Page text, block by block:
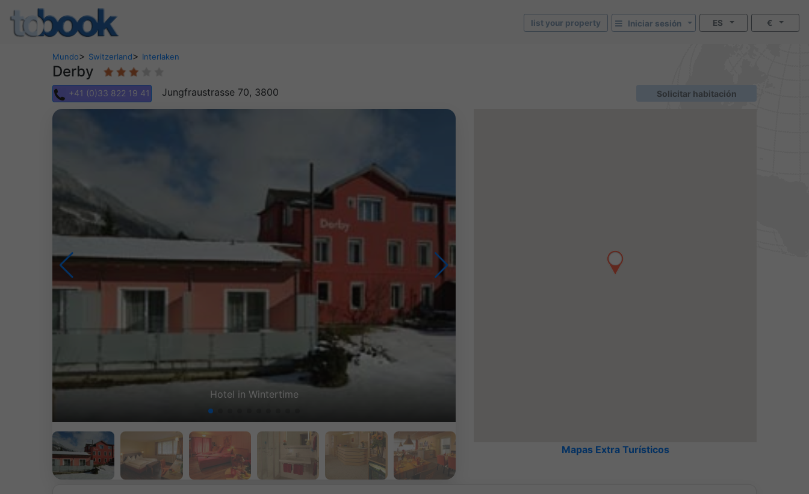
list your property Iniciar sesión ES €
Mundo> Switzerland> Interlaken
Derby
+41 (0)33 822 19 41 Jungfraustrasse 70, 3800 Solicitar habitación
Hotel in Wintertime
Mapas Extra Turísticos